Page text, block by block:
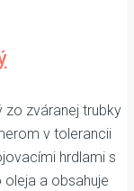
zo zváranej trubky
v tolerancii
hrdlami s
a obsahuje